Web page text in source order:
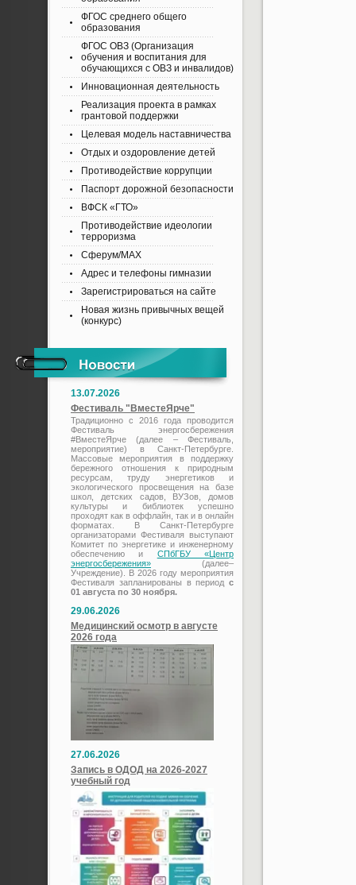
ФГОС среднего общего
образования
ФГОС ОВЗ (Организация
обучения и воспитания для
обучающихся с ОВЗ и инвалидов)
Инновационная деятельность
Реализация проекта в рамках
грантовой поддержки
Целевая модель наставничества
Отдых и оздоровление детей
Противодействие коррупции
Паспорт дорожной безопасности
ВФСК «ГТО»
Противодействие идеологии
терроризма
Сферум/MAX
Адрес и телефоны гимназии
Зарегистрироваться на сайте
Новая жизнь привычных вещей
(конкурс)
13.07.2026
Фестиваль "ВместеЯрче"
Традиционно с 2016 года проводится
Фестиваль энергосбережения
#ВместеЯрче (далее – Фестиваль,
мероприятие) в Санкт-Петербурге.
Массовые мероприятия в поддержку
бережного отношения к природным
ресурсам, труду энергетиков и
экологического просвещения на базе
школ, детских садов, ВУЗов, домов
культуры и библиотек успешно
проходят как в оффлайн, так и в онлайн
форматах. В Санкт-Петербурге
организаторами Фестиваля выступают
Комитет по энергетике и инженерному
обеспечению и СПбГБУ «Центр
энергосбережения» (далее–
Учреждение). В 2026 году мероприятия
Фестиваля запланированы в период с
01 августа по 30 ноября.
29.06.2026
Медицинский осмотр в августе
2026 года
27.06.2026
Запись в ОДОД на 2026-2027
учебный год